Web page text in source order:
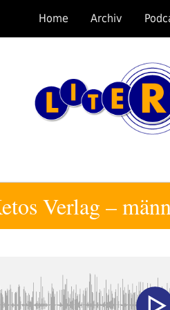
Home Archiv
Verlag –